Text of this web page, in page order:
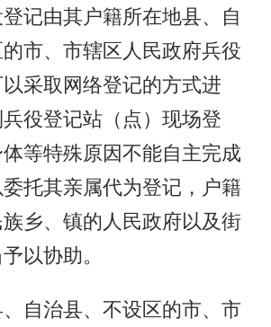
记由其户籍所在地县、自
市、市辖区人民政府兵役
采取网络登记的方式进
役登记站（点）现场登
等特殊原因不能自主完成
托其亲属代为登记，户籍
乡、镇的人民政府以及街
以协助。
自治县、不设区的市、市